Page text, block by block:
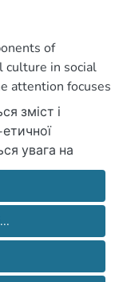
of
culture in social
attention focuses
workers’
where
professional
significant
pointed out.
зміст і
увага на
етичної
одиницею,
професійні
значущі